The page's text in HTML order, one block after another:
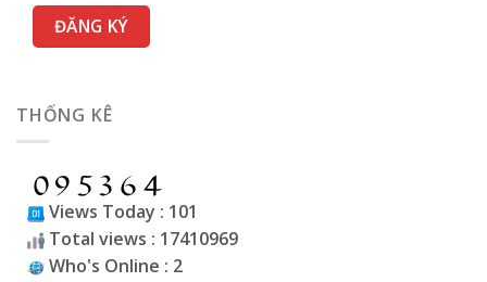
THỐNG KÊ
Views Today : 101
Total views : 17410969
Who's Online : 2